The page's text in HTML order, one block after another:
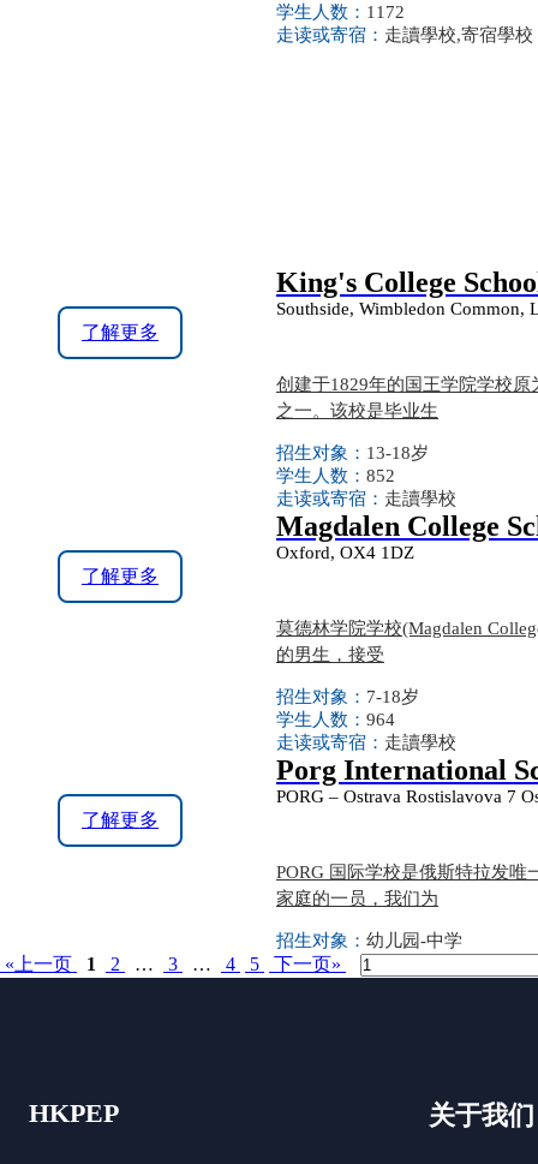
学生人数： 1172
走读或寄宿： 走讀學校,寄宿學校
了解更多
King's College
Southside, Wimbledon Common,
创建于1829年的国王学院学校
之一。该校是毕业生
招生对象： 13-18岁
学生人数： 852
走读或寄宿： 走讀學校
了解更多
Magdalen College
Oxford, OX4 1DZ
莫德林学院学校(Magdalen
的男生，接受
招生对象： 7-18岁
学生人数： 964
走读或寄宿： 走讀學校
了解更多
Porg International
PORG – Ostrava Rostislavova 7
PORG 国际学校是俄斯特拉发
家庭的一员，我们为
招生对象： 幼儿园-中学
«上一页 1 2 … 3 … 4 5 下一页»
HKPEP 关于我们